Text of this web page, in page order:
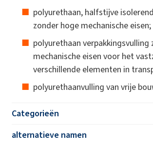
polyurethaan, halfstijve
zonder hoge mechanische eisen;
polyurethaan verpakkingsvulling
mechanische eisen voor het
verschillende elementen in
polyurethaanvulling van vrije
Categorieën
alternatieve namen